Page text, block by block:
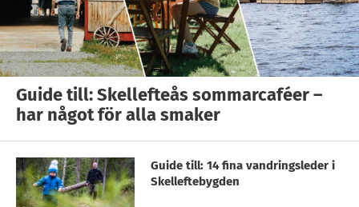
Guide till: Skellefteås sommarcaféer –
har något för alla smaker
Guide till: 14 fina vandringsleder i
Skelleftebygden